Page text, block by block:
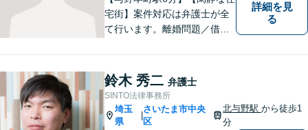
宅街】案件対応は弁護士が全
て行います。離婚問題／借
幅広く対応しております。迅
速かつ丁寧な対応を心がけて
おりますので、お気軽にご相
談ください。【弁護士歴10年
以上】【初回相談30分無料】
詳細を見
る
鈴木 秀二 弁護士
SINTO法律事務所
埼玉
県
|
さいたま市中央
区
北与野駅から徒歩1
分